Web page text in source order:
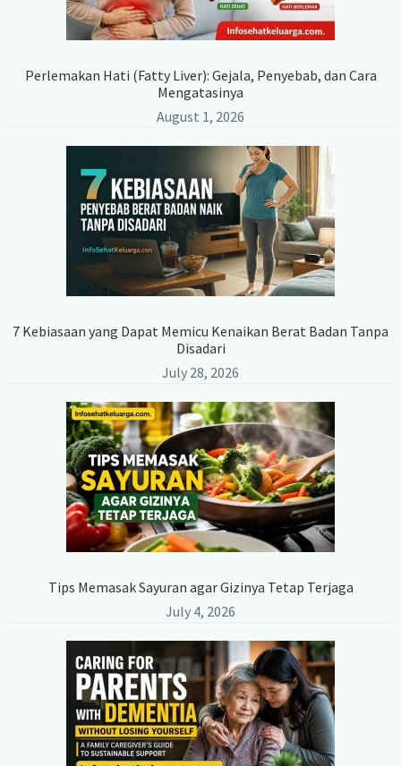
Perlemakan Hati (Fatty Liver): Gejala, Penyebab, dan Cara
Mengatasinya
August 1, 2026
7 Kebiasaan yang Dapat Memicu Kenaikan Berat Badan Tanpa
Disadari
July 28, 2026
Tips Memasak Sayuran agar Gizinya Tetap Terjaga
July 4, 2026